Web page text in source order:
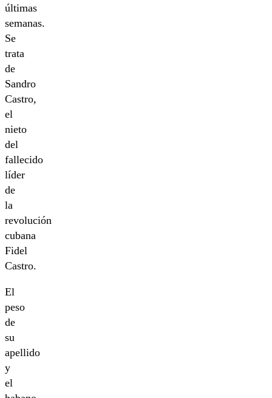
últimas
semanas.
Se
trata
de
Sandro
Castro,
el
nieto
del
fallecido
líder
de
la
revolución
cubana
Fidel
Castro.
El
peso
de
su
apellido
y
el